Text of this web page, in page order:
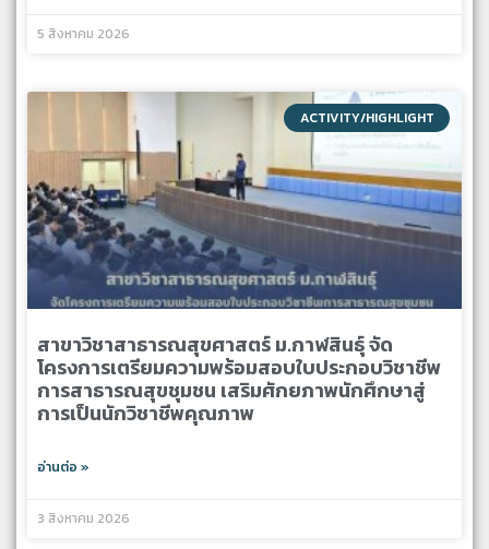
5 สิงหาคม 2026
ACTIVITY/HIGHLIGHT
สาขาวิชาสาธารณสุขศาสตร์ ม.กาฬสินธุ์ จัด
โครงการเตรียมความพร้อมสอบใบประกอบวิชาชีพ
การสาธารณสุขชุมชน เสริมศักยภาพนักศึกษาสู่
การเป็นนักวิชาชีพคุณภาพ
อ่านต่อ »
3 สิงหาคม 2026